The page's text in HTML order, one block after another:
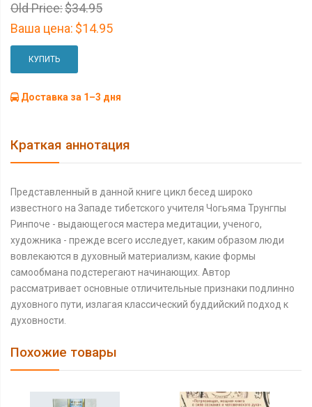
Old Price:$34.95
Ваша цена: $14.95
КУПИТЬ
Доставка за 1–3 дня
Краткая аннотация
Представленный в данной книге цикл бесед широко
известного на Западе тибетского учителя Чогьяма Трунгпы
Ринпоче - выдающегося мастера медитации, ученого,
художника - прежде всего исследует, каким образом люди
вовлекаются в духовный материализм, какие формы
самообмана подстерегают начинающих. Автор
рассматривает основные отличительные признаки подлинно
духовного пути, излагая классический буддийский подход к
духовности.
Похожие товары